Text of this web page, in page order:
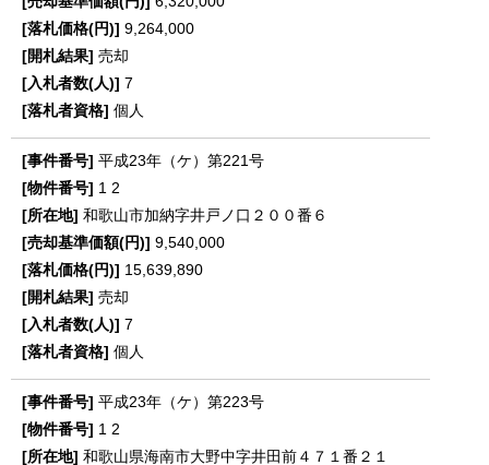
9,264,000
売却
7
個人
平成23年（ケ）第221号
1 2
和歌山市加納字井戸ノ口２００番６
9,540,000
15,639,890
売却
7
個人
平成23年（ケ）第223号
1 2
和歌山県海南市大野中字井田前４７１番２１